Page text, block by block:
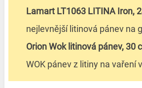
Lamart LT1063 LITINA Iron,
nejlevnější litinová pánev na
Orion Wok litinová pánev, 30
WOK pánev z litiny na vaření